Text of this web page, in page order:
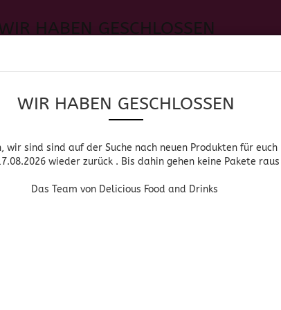
WIR HABEN GESCHLOSSEN
wir sind sind auf der Suche nach neuen Produkten für euch
wieder zurück . Bis dahin gehen keine Pakete raus
Das Team von Delicious Food and Drinks
Lieferland
HABEN GESCHLOSSEN
Produkten für euch und wieder ab dem 17.08.2026 zurück.
Das Team von Delicious Food and Drinks
HOME & LIVING
Startseite » Spirituosen, Bier & Wein » Bacanora
Bacanora ist ein Agavendestillat aus dem Bundesstaat